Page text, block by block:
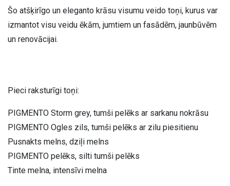
Šo atšķirīgo un eleganto krāsu visumu veido toņi, kurus var
izmantot visu veidu ēkām, jumtiem un fasādēm, jaunbūvēm
un renovācijai.
Pieci raksturīgi toņi:
PIGMENTO Storm grey, tumši pelēks ar sarkanu nokrāsu
PIGMENTO Ogles zils, tumši pelēks ar zilu piesitienu
Pusnakts melns, dziļi melns
PIGMENTO pelēks, silti tumši pelēks
Tinte melna, intensīvi melna